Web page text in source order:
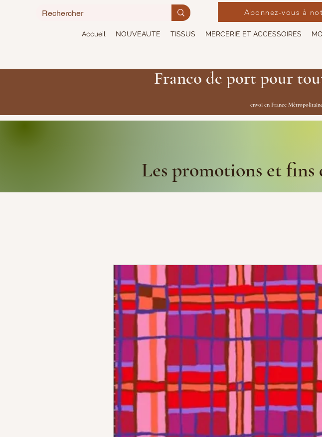
Accueil NOUVEAUTE TISSUS MERCERIE ET ACCESSOIRES
Abonnez-vous à
Franco de port pour
envoi en France
Les promotions et fins